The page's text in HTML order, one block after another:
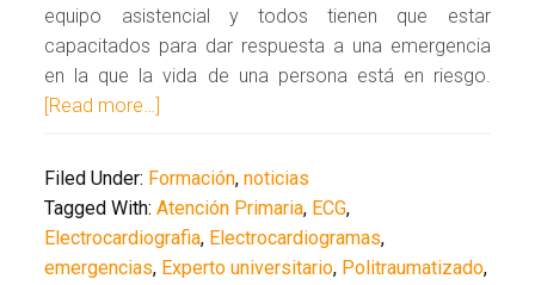
equipo asistencial y todos tienen que estar
capacitados para dar respuesta a una emergencia
en la que la vida de una persona está en riesgo.
[Read more…]
Filed Under: Formación,noticias
Tagged With:Atención Primaria, ECG,
Electrocardiografia, Electrocardiogramas,
emergencias, Experto universitario, Politraumatizado,